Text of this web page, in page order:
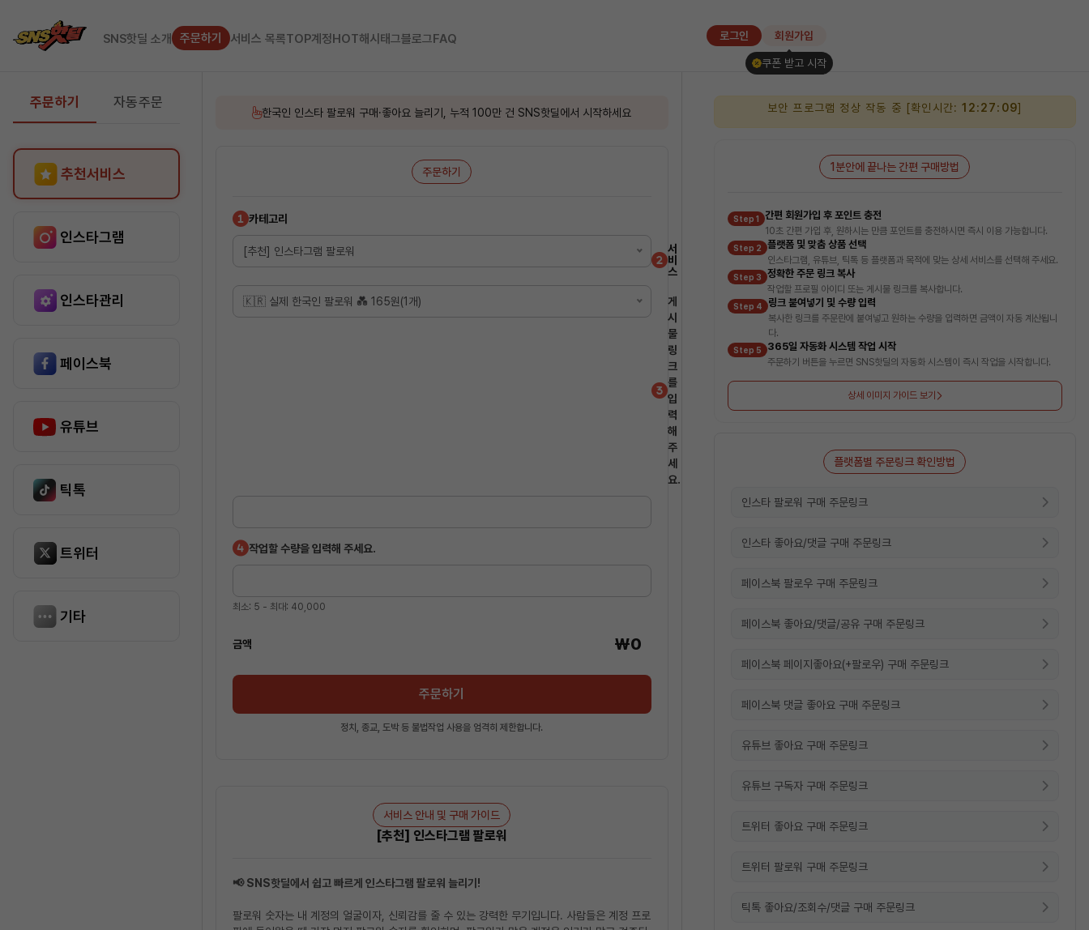
SNS핫딜
SNS핫딜 소개 주문하기 서비스 목록TOP계정HOT해시태그블로그FAQ 로그인 회원가입
쿠폰 받고 시작
주문하기 자동주문
추천서비스
인스타그램
인스타관리
페이스북
유튜브
틱톡
트위터
기타
한국인 인스타 팔로워 구매·좋아요 늘리기, 누적 100만 건 SNS핫딜에서 시작하세요
주문하기
서비스 선택
카테고리
[추천] 인스타그램 팔로워
서
비
스
🇰🇷 실제 한국인 팔로워 💑 165원(1개)
게
시
물
링
크
를
입
력
해
주
세
요.
작업할 수량을 입력해 주세요.
최소: 5 - 최대: 40,000
구매 금액
금액
주문하기
정치, 종교, 도박 등 불법작업 사용을 엄격히 제한합니다.
서비스 안내 및 구매 가이드
[추천] 인스타그램 팔로워
📢 SNS핫딜에서 쉽고 빠르게 인스타그램 팔로워 늘리기!
팔로워 숫자는 내 계정의 얼굴이자, 신뢰감를 줄 수 있는 강력한 무기입니다. 사람들은 계정 프로
보안 프로그램 정상 작동 중 [확인시간:12:27:10]
1분안에 끝나는 간편 구매방법
Step 1 간편 회원가입 후 포인트 충전
10초 간편 가입 후, 원하시는 만큼 포인트를 충전하시면 즉시 이용 가능합니다.
Step 2 플랫폼 및 맞춤 상품 선택
인스타그램, 유튜브, 틱톡 등 플랫폼과 목적에 맞는 상세 서비스를 선택해 주세요.
Step 3 정확한 주문 링크 복사
작업할 프로필 아이디 또는 게시물 링크를 복사합니다.
Step 4 링크 붙여넣기 및 수량 입력
복사한 링크를 주문란에 붙여넣고 원하는 수량을 입력하면 금액이 자동 계산됩니
다.
Step 5 365일 자동화 시스템 작업 시작
주문하기 버튼을 누르면 SNS핫딜의 자동화 시스템이 즉시 작업을 시작합니다.
상세 이미지 가이드 보기
플랫폼별 주문링크 확인방법
인스타 팔로워 구매 주문링크
인스타 좋아요/댓글 구매 주문링크
페이스북 팔로우 구매 주문링크
페이스북 좋아요/댓글/공유 구매 주문링크
페이스북 페이지좋아요(+팔로우) 구매 주문링크
페이스북 댓글 좋아요 구매 주문링크
유튜브 좋아요 구매 주문링크
유튜브 구독자 구매 주문링크
트위터 좋아요 구매 주문링크
트위터 팔로워 구매 주문링크
틱톡 좋아요/조회수/댓글 구매 주문링크